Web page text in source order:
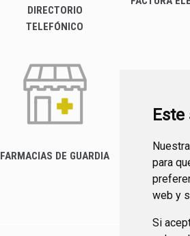
para
web y
Si
DIRECTORIO
TELEFÓNICO
FARMACIAS DE GUARDIA
CANAL